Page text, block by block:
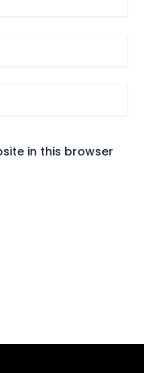
in this browser